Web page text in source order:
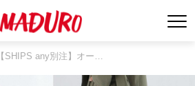
【SHIPS any別注】オー…